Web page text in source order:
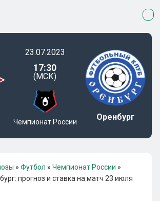
23.07.2023
17:30
(МСК)
Чемпионат России Оренбург
» Футбол » Чемпионат России »
прогноз и ставка на матч 23 июля